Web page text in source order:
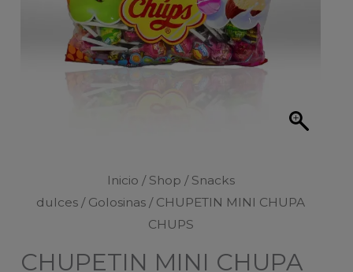
Inicio / Shop / Snacks
dulces / Golosinas / CHUPETIN MINI CHUPA
CHUPS
CHUPETIN MINI CHUPA